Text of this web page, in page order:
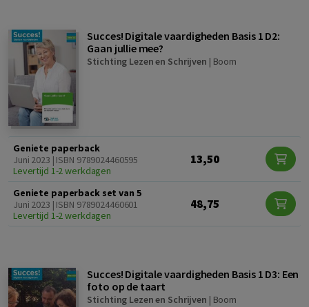
Succes! Digitale vaardigheden Basis 1 D2:
Gaan jullie mee?
Stichting Lezen en Schrijven | Boom
Geniete paperback
Juni 2023 | ISBN 9789024460595
Levertijd 1-2 werkdagen
13,50
Geniete paperback set van 5
Juni 2023 | ISBN 9789024460601
Levertijd 1-2 werkdagen
48,75
Succes! Digitale vaardigheden Basis 1 D3: Een
foto op de taart
Stichting Lezen en Schrijven | Boom